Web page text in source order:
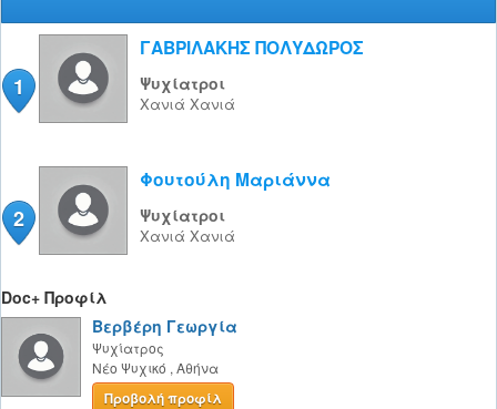
1
ΓΑΒΡΙΛΑΚΗΣ ΠΟΛΥΔΩΡΟΣ
Ψυχίατροι
Χανιά Χανιά
2
Φουτούλη Μαριάννα
Ψυχίατροι
Χανιά Χανιά
Doc+ Προφίλ
Βερβέρη Γεωργία
Ψυχίατρος
Νέο Ψυχικό , Αθήνα
Προβολή προφίλ